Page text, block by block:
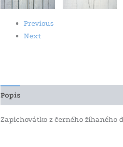
Previous
Next
Popis
Zapichovátko z černého žíhaného